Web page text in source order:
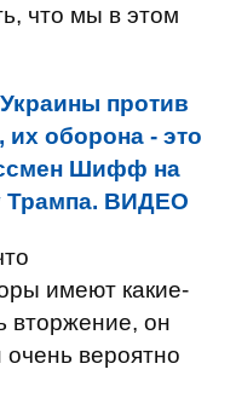
что мы в этом
против
оборона - это
Шифф на
Трампа. ВИДЕО
имеют какие-
вторжение, он
вероятно